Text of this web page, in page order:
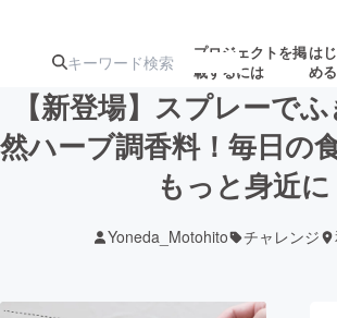
プロジェクトを掲
載するには
はじ
める
注目の新着プロ募集終了が
【新登場】スプレーで
然ハーブ調香料！毎日の
もっと身近に
Yoneda_Motohito チャレンジ